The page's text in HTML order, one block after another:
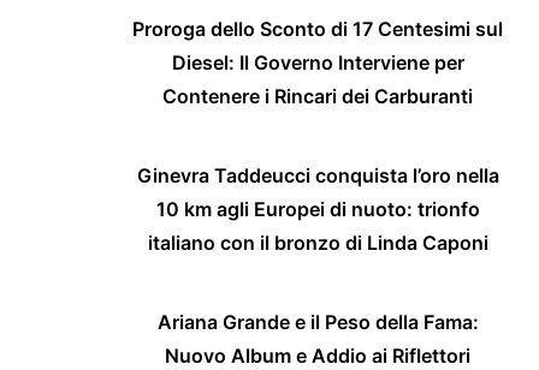
Proroga dello Sconto di 17 Centesimi sul
Diesel: Il Governo Interviene per
Contenere i Rincari dei Carburanti
Ginevra Taddeucci conquista l’oro nella
10 km agli Europei di nuoto: trionfo
italiano con il bronzo di Linda Caponi
Ariana Grande e il Peso della Fama:
Nuovo Album e Addio ai Riflettori